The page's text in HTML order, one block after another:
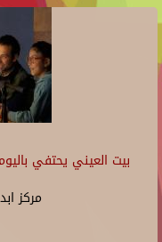
بيت العيني يحتفي
مركز